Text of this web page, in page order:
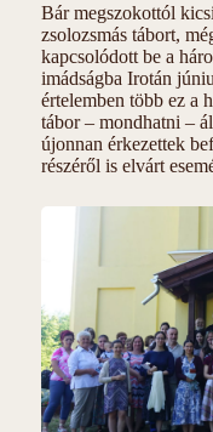
Bár megszokottól
zsolozsmás tábort,
kapcsolódott be a
imádságba Irotán
értelemben több ez a
tábor – mondhatni –
újonnan érkezettek
részéről is elvárt